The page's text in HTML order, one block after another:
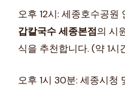
오후 12시: 세종호수공원
갑칼국수 세종본점의 시
식을 추천합니다. (약 1시
오후 1시 30분: 세종시청